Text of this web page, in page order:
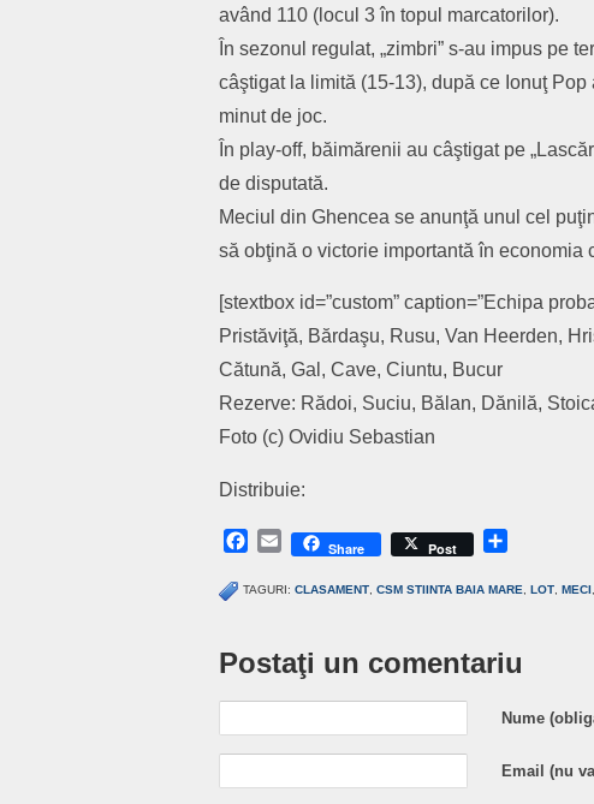
având 110 (locul 3 în topul marcatorilor).
În sezonul regulat, „zimbri” s-au impus pe
câştigat la limită (15-13), după ce Ionuţ
minut de joc.
În play-off, băimărenii au câştigat pe
de disputată.
Meciul din Ghencea se anunţă unul cel
să obţină o victorie importantă în economia
[stextbox id=”custom” caption=”Echipa
Pristăviţă, Bărdaşu, Rusu, Van Heerden,
Cătună, Gal, Cave, Ciuntu, Bucur
Rezerve: Rădoi, Suciu, Bălan, Dănilă,
Foto (c) Ovidiu Sebastian
Distribuie:
Facebook
EmailShare Post
TAGURI: CLASAMENT CSM STIINTA BAIA MARE LOT MECI
Postaţi un comentariu
Nume
Email (nu